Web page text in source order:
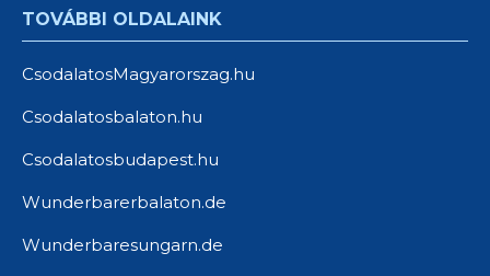
TOVÁBBI OLDALAINK
CsodalatosMagyarorszag.hu
Csodalatosbalaton.hu
Csodalatosbudapest.hu
Wunderbarerbalaton.de
Wunderbaresungarn.de